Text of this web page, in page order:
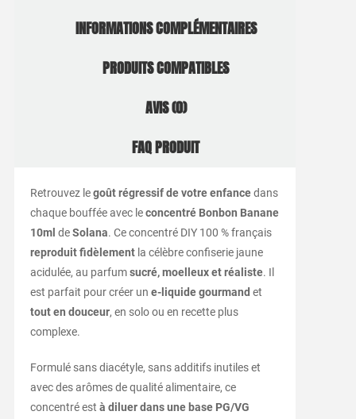
INFORMATIONS COMPLÉMENTAIRES
PRODUITS COMPATIBLES
AVIS (0)
FAQ PRODUIT
Retrouvez legoût régressif de votre enfancedans
chaque bouffée avec leconcentré Bonbon Banane
10ml deSolana. Ce concentré DIY 100 % français
reproduit fidèlementla célèbre confiserie jaune
acidulée, au parfumsucré, moelleux et réaliste. Il
est parfait pour créer un e-liquide gourmand et
tout en douceur, en solo ou en recette plus
complexe.
Formulé sans diacétyle, sans additifs inutiles et
avec des arômes de qualité alimentaire, ce
concentré est à diluer dans une base PG/VG